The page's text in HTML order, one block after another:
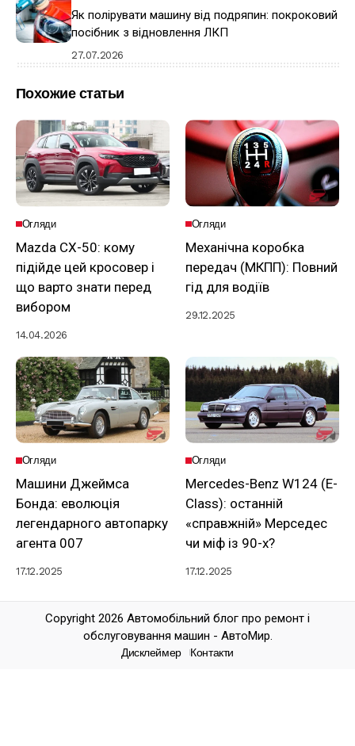
Як полірувати машину від подряпин: покроковий
посібник з відновлення ЛКП
27.07.2026
Похожие статьи
Огляди
Mazda CX-50: кому
підійде цей кросовер і
що варто знати перед
вибором
14.04.2026
Огляди
Механічна коробка
передач (МКПП): Повний
гід для водіїв
29.12.2025
Огляди
Машини Джеймса
Бонда: еволюція
легендарного автопарку
агента 007
17.12.2025
Огляди
Mercedes-Benz W124 (E-
Class): останній
«справжній» Мерседес
чи міф із 90-х?
17.12.2025
Copyright 2026 Автомобільний блог про ремонт і
обслуговування машин - АвтоМир.
Дисклеймер Контакти